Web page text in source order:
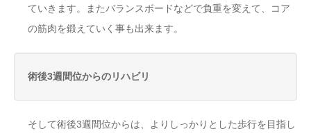
ていきます。またバランスボードなどで負重を変えて、コア
の筋肉を鍛えていく事も出来ます。
術後3週間位からのリハビリ
そして術後3週間位からは、よりしっかりとした歩行を目指し